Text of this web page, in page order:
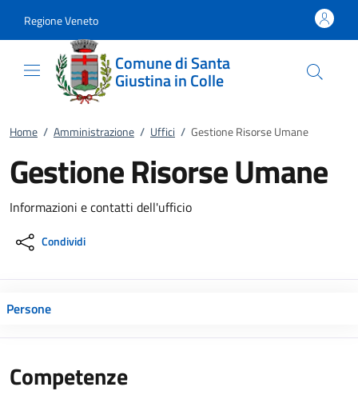
Regione Veneto
Comune di Santa
Giustina in Colle
Home / Amministrazione / Uffici / Gestione Risorse Umane
Gestione Risorse Umane
Informazioni e contatti dell'ufficio
Condividi
Persone
Competenze